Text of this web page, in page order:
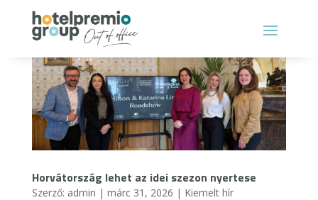
Horvátország lehet az idei szezon nyertese
Szerző: admin | márc 31, 2026 | Kiemelt hír